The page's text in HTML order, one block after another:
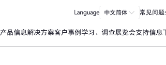
Language 中文简体 常见问题
产品信息解决方案客户事例 学习、调查展览会支持信息